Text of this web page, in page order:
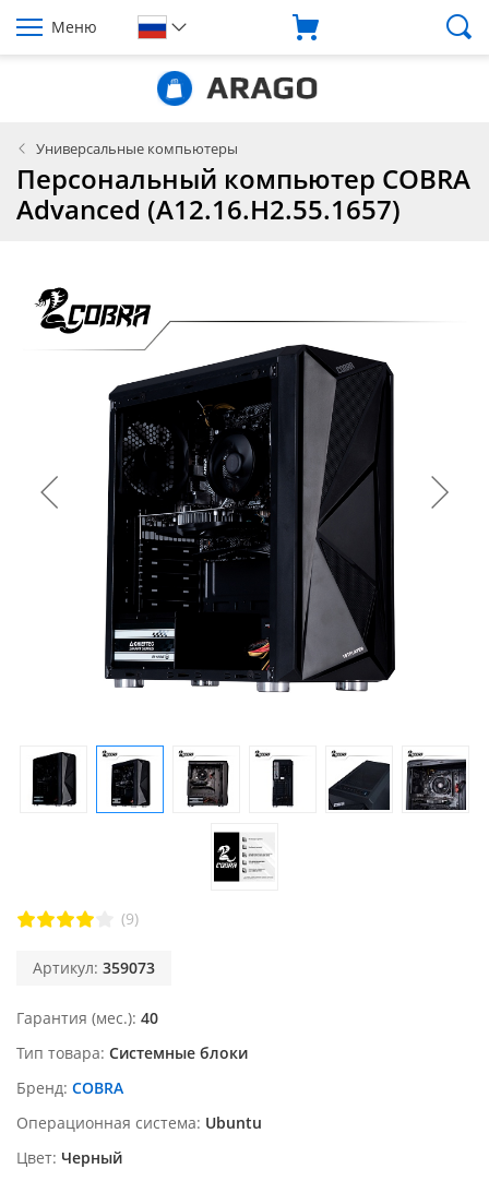
Меню
Универсальные компьютеры
Персональный компьютер COBRA
Advanced (A12.16.H2.55.1657)
(9)
Артикул: 359073
Гарантия (мес.) 40
Тип товара Системные блоки
Бренд COBRA
Операционная система Ubuntu
Цвет Черный